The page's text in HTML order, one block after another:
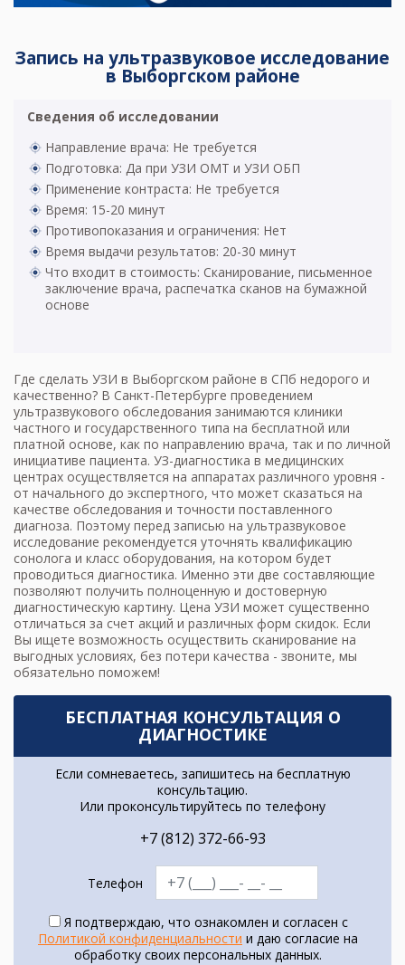
Запись на ультразвуковое исследование
в Выборгском районе
Сведения об исследовании
Направление врача: Не требуется
Подготовка: Да при УЗИ ОМТ и УЗИ ОБП
Применение контраста: Не требуется
Время: 15-20 минут
Противопоказания и ограничения: Нет
Время выдачи результатов: 20-30 минут
Что входит в стоимость: Сканирование, письменное
заключение врача, распечатка сканов на бумажной
основе
Где сделать УЗИ в Выборгском районе в СПб недорого и
качественно? В Санкт-Петербурге проведением
ультразвукового обследования занимаются клиники
частного и государственного типа на бесплатной или
платной основе, как по направлению врача, так и по личной
инициативе пациента. УЗ-диагностика в медицинских
центрах осуществляется на аппаратах различного уровня -
от начального до экспертного, что может сказаться на
качестве обследования и точности поставленного
диагноза. Поэтому перед записью на ультразвуковое
исследование рекомендуется уточнять квалификацию
сонолога и класс оборудования, на котором будет
проводиться диагностика. Именно эти две составляющие
позволяют получить полноценную и достоверную
диагностическую картину. Цена УЗИ может существенно
отличаться за счет акций и различных форм скидок. Если
Вы ищете возможность осуществить сканирование на
выгодных условиях, без потери качества - звоните, мы
обязательно поможем!
БЕСПЛАТНАЯ КОНСУЛЬТАЦИЯ О
ДИАГНОСТИКЕ
Если сомневаетесь, запишитесь на бесплатную
консультацию.
Или проконсультируйтесь по телефону
+7 (812) 372-66-93
Телефон
Я подтверждаю, что ознакомлен и согласен с
Политикой конфиденциальности и даю согласие на
обработку своих персональных данных.